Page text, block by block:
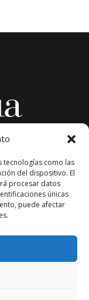
tecnologías como las
del dispositivo. El
procesar datos
únicas
puede afectar